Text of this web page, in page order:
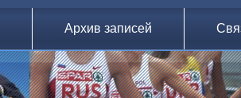
Архив записей